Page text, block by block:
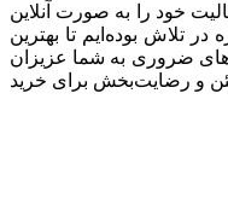
از سال 1398 (2017) فعالیت خود را به صورت آنلاین
8 سال، همواره در تلاش بوده‌ایم تا بهترین
ضروری به شما عزیزان
و رضایت‌بخش برای خرید